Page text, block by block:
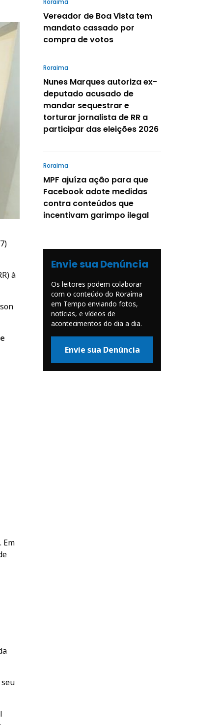
à
Em
Vereador de Boa Vista tem
mandato cassado por
compra de votos
Roraima
Nunes Marques autoriza ex-
deputado acusado de
mandar sequestrar e
torturar jornalista de RR a
participar das eleições 2026
Roraima
MPF ajuíza ação para que
Facebook adote medidas
contra conteúdos que
incentivam garimpo ilegal
Envie sua Denúncia
Os leitores podem colaborar
com o conteúdo do Roraima
em Tempo enviando fotos,
notícias, e vídeos de
acontecimentos do dia a dia.
Envie sua Denúncia